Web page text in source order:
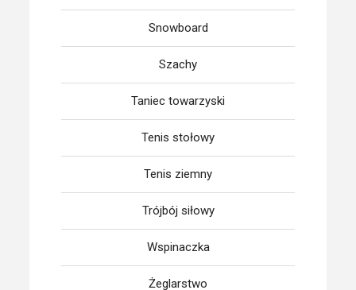
Snowboard
Szachy
Taniec towarzyski
Tenis stołowy
Tenis ziemny
Trójbój siłowy
Wspinaczka
Żeglarstwo